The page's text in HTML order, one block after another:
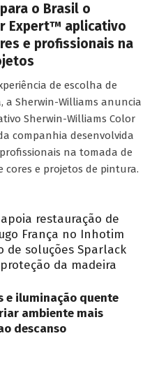
o Brasil o
Expert™ aplicativo
e profissionais na
de escolha de
a Sherwin-Williams anuncia
Sherwin-Williams Color
companhia desenvolvida
na tomada de
cores e projetos de pintura.
restauração de
França no Inhotim
de soluções Sparlack
da madeira
e iluminação quente
ambiente mais
descanso